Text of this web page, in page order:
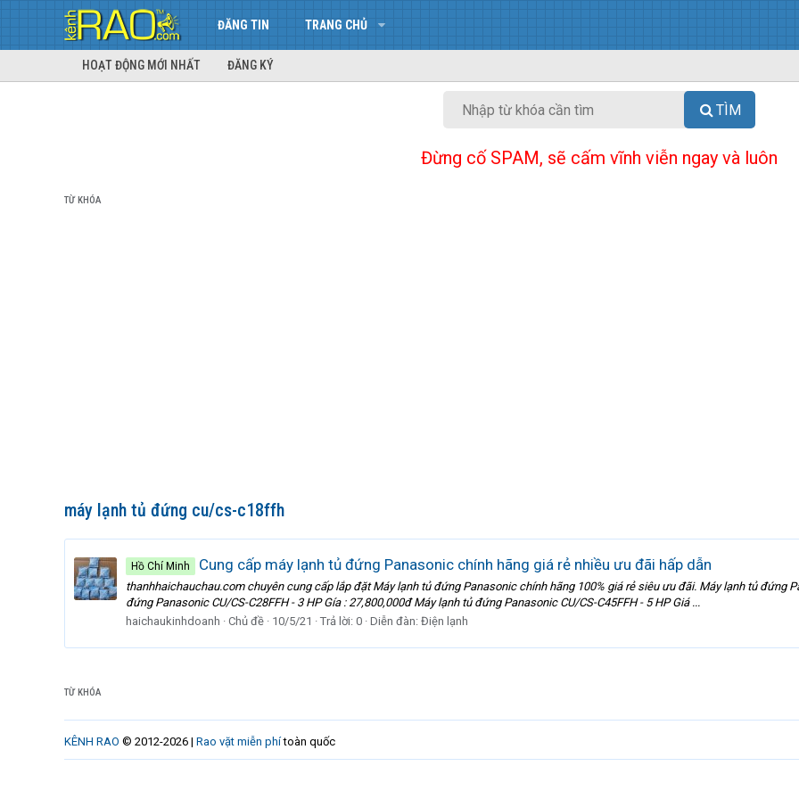
ĐĂNG TIN TRANG CHỦ
HOẠT ĐỘNG MỚI NHẤT ĐĂNG KÝ
TÌM
Đừng cố SPAM, sẽ cấm vĩnh viễn ngay và luôn
TỪ KHÓA
máy lạnh tủ đứng cu/cs-c18ffh
Hồ Chí Minh Cung cấp máy lạnh tủ đứng Panasonic chính hãng giá rẻ nhiều ưu đãi hấp dẫn
thanhhaichauchau.com chuyên cung cấp lắp đặt Máy lạnh tủ đứng Panasonic chính hãng 100% giá rẻ siêu ưu đãi. Máy lạnh tủ đứng
đứng Panasonic CU/CS-C28FFH - 3 HP Gía : 27,800,000đ Máy lạnh tủ đứng Panasonic CU/CS-C45FFH - 5 HP Giá ...
haichaukinhdoanh
Chủ đề 10/5/21 Trả lời: 0 Diễn đàn: Điện lạnh
TỪ KHÓA
KÊNH RAO © 2012-2026 | Rao vặt miễn phítoàn quốc